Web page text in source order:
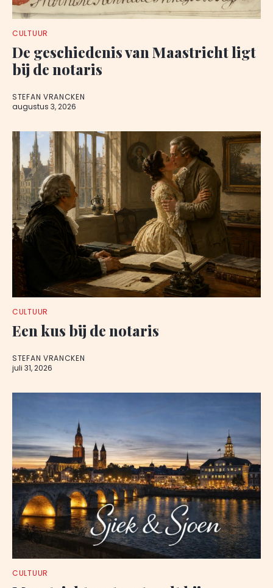
CULTUUR
De geschiedenis van Maastricht ligt
bij de notaris
STEFAN VRANCKEN
augustus 3, 2026
CULTUUR
Een kus bij de notaris
STEFAN VRANCKEN
juli 31, 2026
CULTUUR